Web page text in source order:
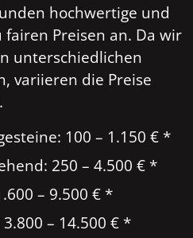
hochwertige und
Preisen an. Da wir
unterschiedlichen
variieren die Preise
100 – 1.150 € *
250 – 4.500 € *
– 9.500 € *
– 14.500 € *